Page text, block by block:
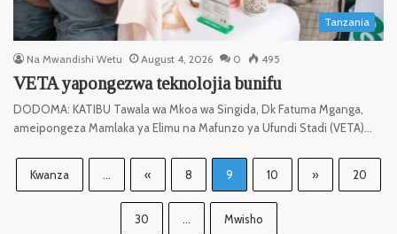
Tanzania
Na Mwandishi Wetu August 4, 2026 0 495
VETA yapongezwa teknolojia bunifu
DODOMA: KATIBU Tawala wa Mkoa wa Singida, Dk Fatuma Mganga,
ameipongeza Mamlaka ya Elimu na Mafunzo ya Ufundi Stadi (VETA)…
Kwanza ... « 8 9 10 » 20
30 ... Mwisho